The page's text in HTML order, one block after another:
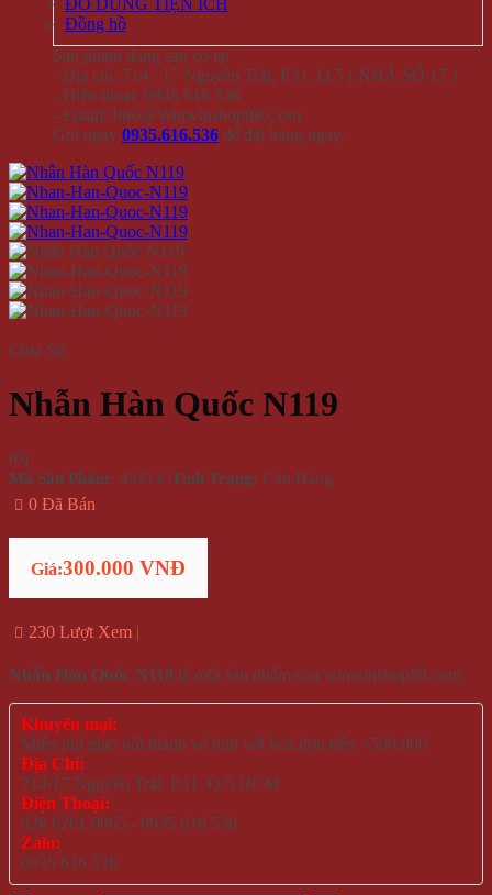
ĐỒ DÙNG TIỆN ÍCH
Đồng hồ
Sản phẩm đang sẵn có tại
- Địa chỉ: 714 / 17 Nguyễn Trãi, P.11, Q.5 ( NHÀ SỐ 17 )
- Điện thoại: 0935 616 536
- Email: Info@Winwinshop88.Com
Gọi ngay 0935.616.536 để đặt hàng ngay.
Chia Sẻ:
Nhẫn Hàn Quốc N119
(0)
Mã Sản Phẩm: 43514 |Tình Trạng: Còn Hàng
0 Đã Bán
Giá:300.000 VNĐ
230 Lượt Xem
Nhẫn Hàn Quốc N119 là một sản phẩm của winwinshop88.com
Khuyến mại:
Miễn phí giao nội thành và tỉnh với hoá đơn trên >500.000
Địa Chỉ:
714/17 Nguyễn Trãi, P.11, Q.5 HCM
Điện Thoại:
028 6261 0065 - 0935 616 536
Zalo:
0935 616 536